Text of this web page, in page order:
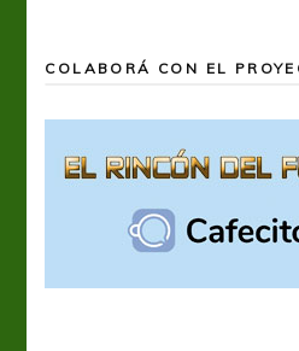
COLABORÁ CON EL